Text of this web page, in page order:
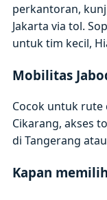
perkantoran,
Jakarta via tol.
untuk tim kecil,
Mobilitas
Cocok untuk
Cikarang, akses
di Tangerang
Kapan